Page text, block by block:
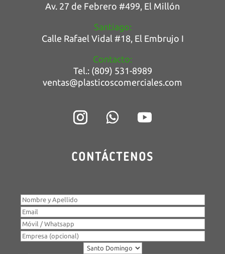
Av. 27 de Febrero #499, El Millón
Santiago:
Calle Rafael Vidal #18, El Embrujo I
Contacto:
Tel.: (809) 531-8989
ventas@plasticoscomerciales.com
CONTÁCTENOS